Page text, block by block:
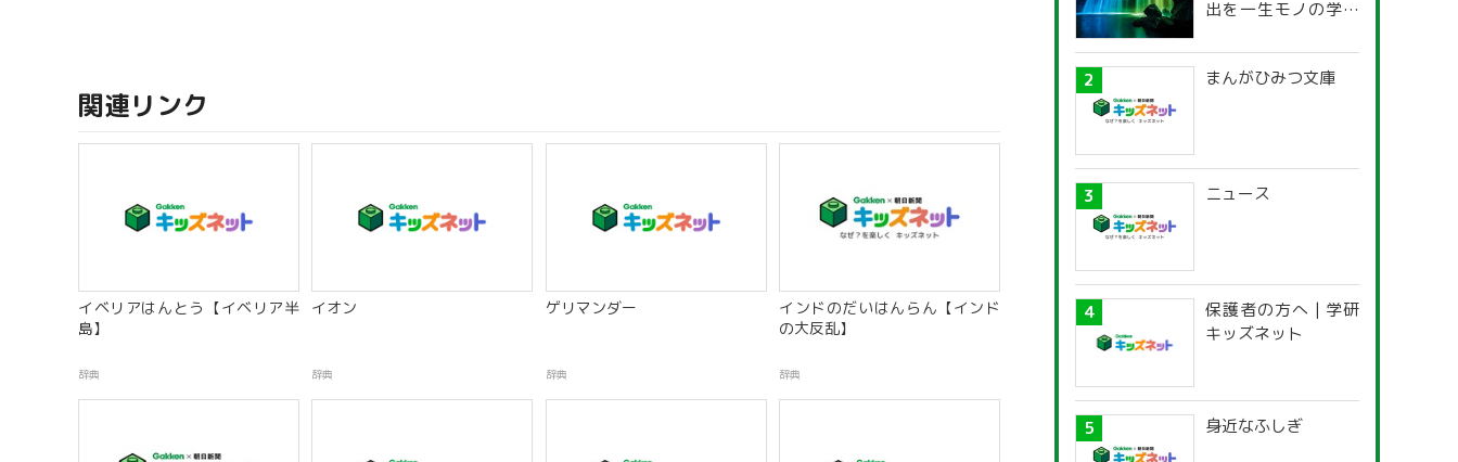
関連リンク
イベリアはんとう【イベリア半
島】
辞典
イオン
辞典
ゲリマンダー
辞典
インドのだいはんらん【インド
の大反乱】
辞典
出を一生モノの学び
探究ガイド
まんがひみつ文庫
ニュース
保護者の方へ | 学研
キッズネット
身近なふしぎ